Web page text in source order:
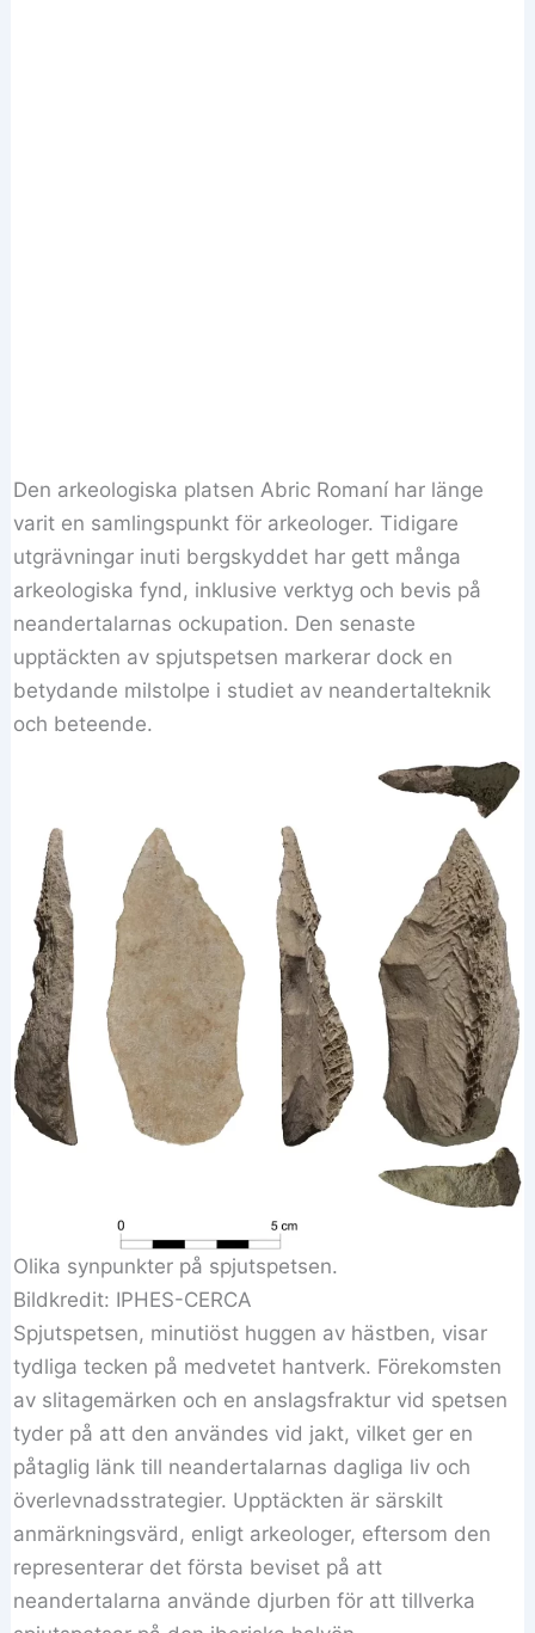
Den arkeologiska platsen Abric Romaní har länge
varit en samlingspunkt för arkeologer. Tidigare
utgrävningar inuti bergskyddet har gett många
arkeologiska fynd, inklusive verktyg och bevis på
neandertalarnas ockupation. Den senaste
upptäckten av spjutspetsen markerar dock en
betydande milstolpe i studiet av neandertalteknik
och beteende.
Olika synpunkter på spjutspetsen.
Bildkredit: IPHES-CERCA
Spjutspetsen, minutiöst huggen av hästben, visar
tydliga tecken på medvetet hantverk. Förekomsten
av slitagemärken och en anslagsfraktur vid spetsen
tyder på att den användes vid jakt, vilket ger en
påtaglig länk till neandertalarnas dagliga liv och
överlevnadsstrategier. Upptäckten är särskilt
anmärkningsvärd, enligt arkeologer, eftersom den
representerar det första beviset på att
neandertalarna använde djurben för att tillverka